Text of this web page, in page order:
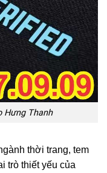
Hưng Thanh
thời trang, tem
trò thiết yếu của